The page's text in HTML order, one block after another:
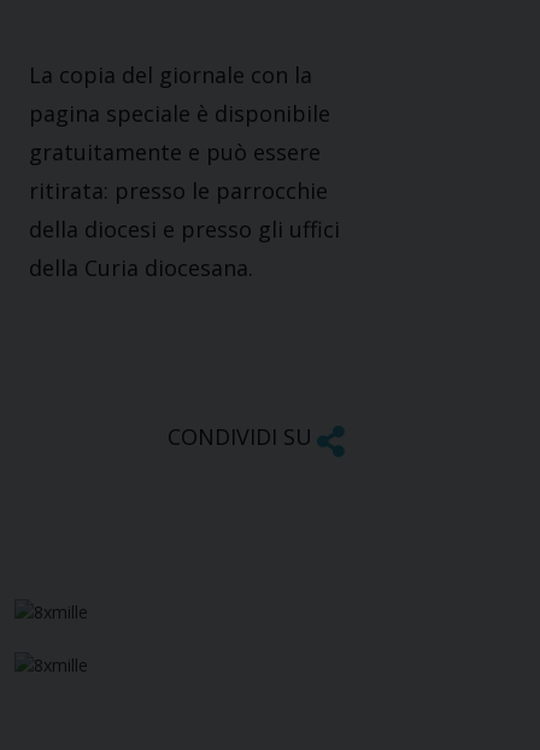
La copia del giornale con la
pagina speciale è disponibile
gratuitamente e può essere
ritirata: presso le parrocchie
della diocesi e presso gli uffici
della Curia diocesana.
CONDIVIDI SU